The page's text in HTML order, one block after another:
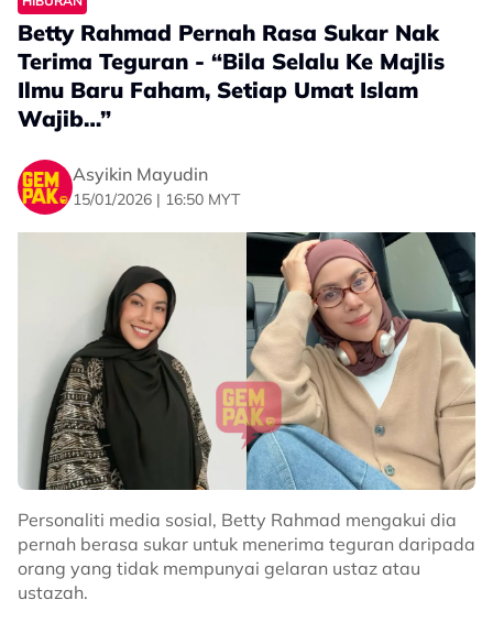
Betty Rahmad Pernah Rasa Sukar Nak
Terima Teguran - “Bila Selalu Ke Majlis
Ilmu Baru Faham, Setiap Umat Islam
Wajib…”
Asyikin Mayudin
15/01/2026 | 16:50 MYT
Personaliti media sosial, Betty Rahmad mengakui dia
pernah berasa sukar untuk menerima teguran daripada
orang yang tidak mempunyai gelaran ustaz atau
ustazah.